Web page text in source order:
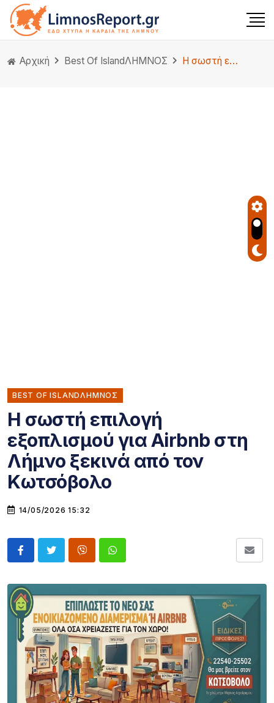
Αρχική Best Of IslandΛΗΜΝΟΣ Η σωστή επιλογή εξοπλισμού για Airbnb στη Λήμνο ξεκινά από τον Κωτσόβολο
BEST OF ISLANDΛΗΜΝΟΣ
Η σωστή επιλογή
εξοπλισμού για Airbnb στη
Λήμνο ξεκινά από τον
Κωτσόβολο
14/05/2026 15:32